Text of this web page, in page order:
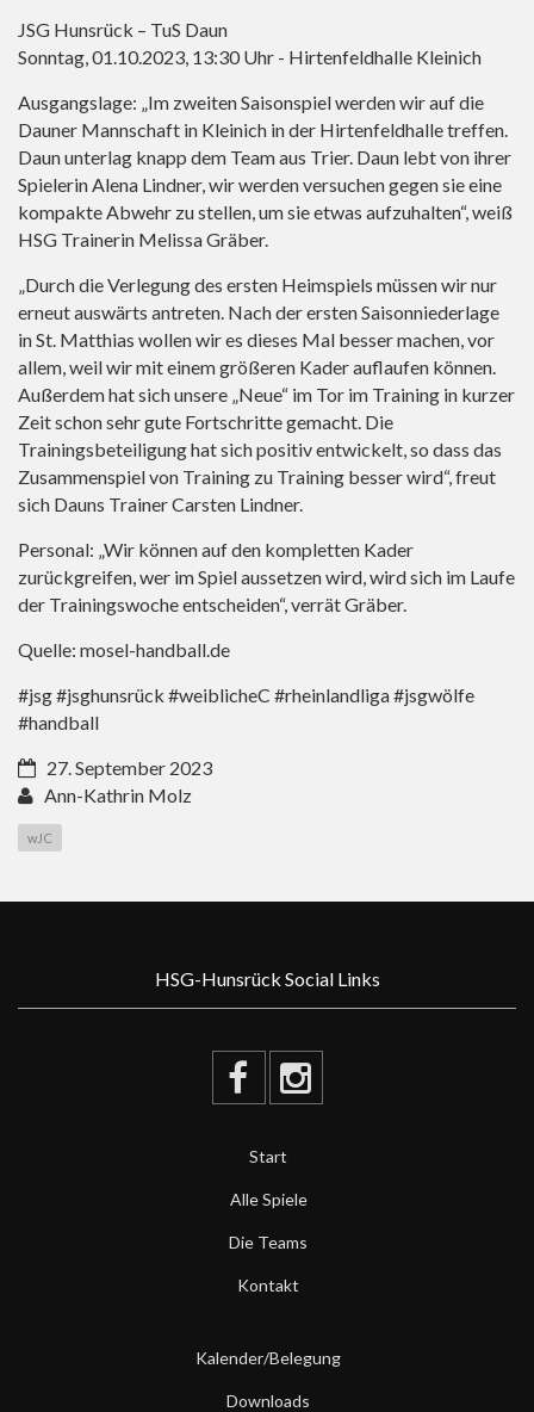
JSG Hunsrück – TuS Daun
Sonntag, 01.10.2023, 13:30 Uhr - Hirtenfeldhalle Kleinich
Ausgangslage: „Im zweiten Saisonspiel werden wir auf die
Dauner Mannschaft in Kleinich in der Hirtenfeldhalle treffen.
Daun unterlag knapp dem Team aus Trier. Daun lebt von ihrer
Spielerin Alena Lindner, wir werden versuchen gegen sie eine
kompakte Abwehr zu stellen, um sie etwas aufzuhalten“, weiß
HSG Trainerin Melissa Gräber.
„Durch die Verlegung des ersten Heimspiels müssen wir nur
erneut auswärts antreten. Nach der ersten Saisonniederlage
in St. Matthias wollen wir es dieses Mal besser machen, vor
allem, weil wir mit einem größeren Kader auflaufen können.
Außerdem hat sich unsere „Neue“ im Tor im Training in kurzer
Zeit schon sehr gute Fortschritte gemacht. Die
Trainingsbeteiligung hat sich positiv entwickelt, so dass das
Zusammenspiel von Training zu Training besser wird“, freut
sich Dauns Trainer Carsten Lindner.
Personal: „Wir können auf den kompletten Kader
zurückgreifen, wer im Spiel aussetzen wird, wird sich im Laufe
der Trainingswoche entscheiden“, verrät Gräber.
Quelle: mosel-handball.de
#jsg #jsghunsrück #weiblicheC #rheinlandliga #jsgwölfe
#handball
27. September 2023
Ann-Kathrin Molz
wJC
HSG-Hunsrück Social Links
Start
Alle Spiele
Die Teams
Kontakt
Kalender/Belegung
Downloads